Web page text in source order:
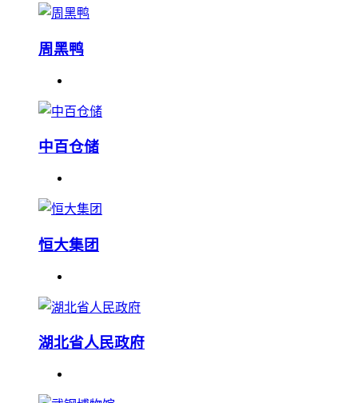
周黑鸭
中百仓储
恒大集团
湖北省人民政府